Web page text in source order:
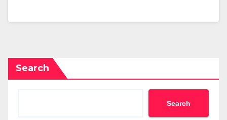
Search
Search